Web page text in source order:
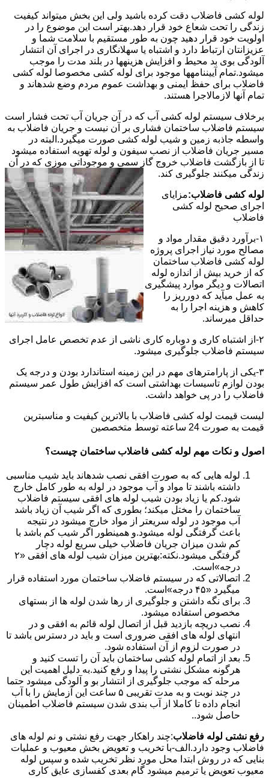
لوله کشی فاضلاب دقت کرده باشید ولی این بخش میتواند کیفیت
زندگی را تحت شعاع خود قرار دهد.بهتر است این موضوع را در
اولویت خود قرار دهید چون به طور مستقیم با سلامت شما و
عزیزانتان ارتباط دارد و اشتباه یا سهلانگاری در اجرای آن انتشار
آلودگی بوی بد محیط و افزایش هزینهها در بلند مدت را موجب
میشود.تمام آییننامهها موجود برای لوله کشی مخصوصا لوله کشی
فاضلاب برای حفظ ایمنی و بهداشت عموم مردم وضع شدهاند و
تمام آنها لازمالاجرا هستند.
برخلاف سیستم لوله کشی آب که در آن جریان آب تحت فشار است
سیستم فاضلاب ساختمان فشاری بر آن نیست و جریان فاضلاب به
واسطه جاذبه زمین و شیب لوله کشی صورت میگیرد.البته در
مسیر جریان فاضلاب از نصب سیفون و لوله تهویه استفاده میشود
تا از بازگشت فاضلاب خروج گاز سمی و موجوداتی موزی که در آن
زندگی میکنند جلوگیری کند.
لوله کشی فاضلاب:مزایای
اجرای صحیح لوله کشی
فاضلاب
۱-برآورد دقیق مقدار مواد و
مصالح مورد نیاز اجرای پروژه
لوله کشی فاضلاب ساختمان
که از خرید بیش از اندازه لوله
اتصالات و دیگر موارد پیشگیری
به عمل میآید که دورریز را
کاهش و هزینه اجرا را به
حداقل میرساند.
۲-از اشتباه کاری و دوباره کاری ناشی از عدم تخصص عامل اجرای
سیستم فاضلاب جلوگیری میشود.
۳-یکی از پارامترهای مهم در این زمینه استاندارد بودن و درجه یک
بودن لوازم تاسیسات بهداشتی است که افزایش طول عمر سیستم
فاضلاب را در پی خواهد داشت.
لیست قیمت لوله کشی فاضلاب با بالاترین کیفیت و مناسبترین
قیمت به صورت 24 ساعته توسط متخصصین
اصول و نکات مهم لوله کشی فاضلاب ساختمان چیست؟
لوله هایی که به صورت افقی نصب شدهاند باید شیب مناسبی
داشته باشند تا مواد و آب موجود در لوله به طور کامل خارج
شود.کم یا زیاد بودن شیب لوله های افقی سیستم فاضلاب
ساختمان را مختل میکند؛ بطوری که اگر شیب آن زیاد باشد
آب موجود در لوله سریعتر از مواد خارج میشود در نتیجه
باعث گرفتگی لوله میشود.و همینطور اگر شیب کم باشد با
کم شدن میزان جریان فاضلاب خیلی سریع لوله دچار
گرفتگی میشود.نکته:بهترین میزان شیب لوله های افقی «۲
درجه»است.
اتصالاتی که در سیستم فاضلاب ساختمان مورد استفاده قرار
میگیرد «۴۵ درجه»است.
برای نگه داشتن و جلوگیری از رها شدن لوله ها از بستهای
مخصوص استفاده میشود.
نصب دریچه بازدید قبل از اتصال لوله قائم به افقی و در
انتهای لوله های افقی ضروری است و باید در دسترس باشد تا
در صورت لزوم از آن استفاده شود.
بعد از اتمام لوله کشی ساختمان باید آن را تست کنید و
هرگونه مشکل نشتی را پیدا و رفع کنید.به دلیل اهمیت این
مرحله که موجب جلوگیری از انتشار بو و آلودگی میشود حتما
در چند نوبت و به مدت تقریبی ۵ ساعت این آزمایش را با آب
انجام داده تا کاملا از آب بندی شدن سیستم فاضلاب اطمینان
حاصل شود..
رفع نشتی لوله فاضلاب:چند راهکار جهت رفع نشتی و نم لوله های
فاضلاب وجود دارد.الف-با تخریب و تعویض بخش معیوب و عملیات
بنایی که در روش ابتدا محل مورد نظر تخریب شده و سپس لوله
معیوب تعویض یا ترمیم میشود گام بعدی کفسازی عایق کاری